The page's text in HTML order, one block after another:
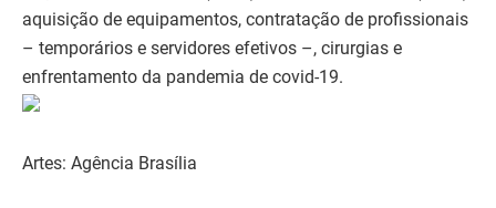
aquisição de equipamentos, contratação de profissionais
– temporários e servidores efetivos –, cirurgias e
enfrentamento da pandemia de covid-19.
Artes: Agência Brasília